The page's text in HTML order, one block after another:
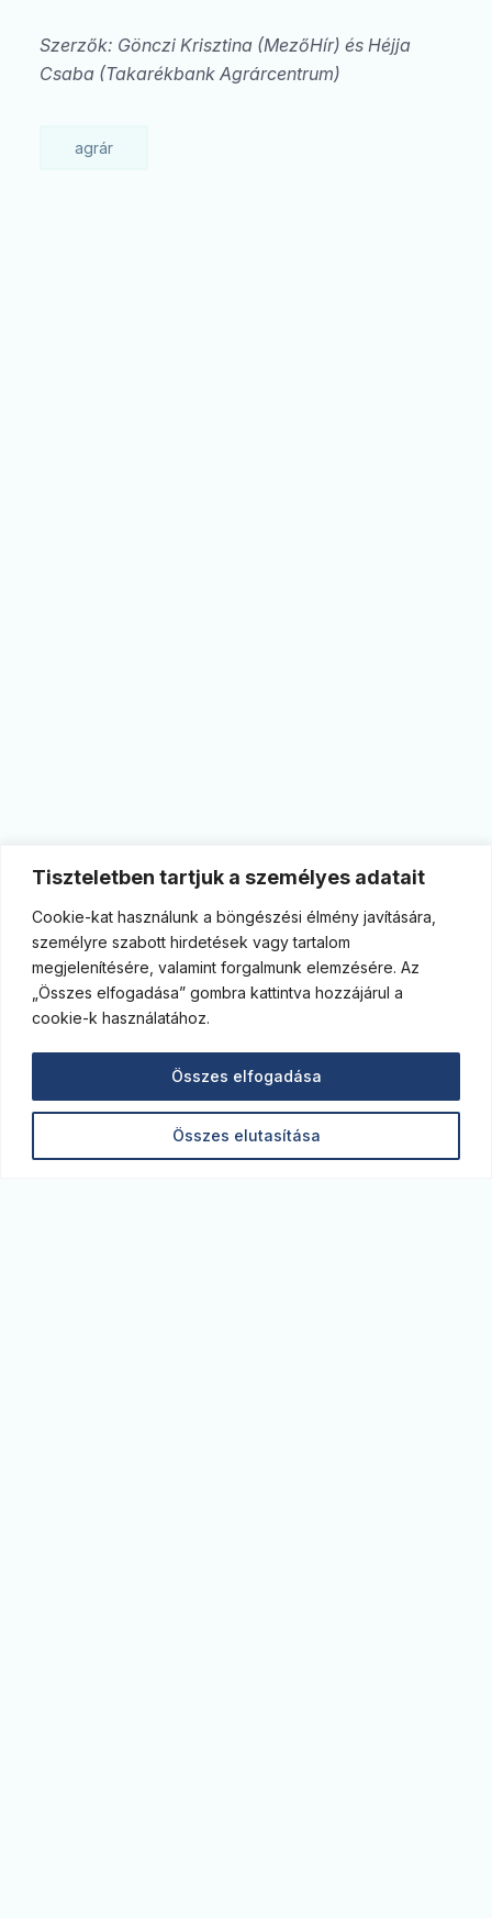
Tiszteletben tartjuk a személyes adatait
Cookie-kat használunk a böngészési élmény javítására,
személyre szabott hirdetések vagy tartalom
megjelenítésére, valamint forgalmunk elemzésére. Az
„Összes elfogadása” gombra kattintva hozzájárul a
cookie-k használatához.
Összes elutasítása
Összes elfogadása
Szerzők: Gönczi Krisztina (MezőHír) és Héjja
Csaba (Takarékbank Agrárcentrum)
agrár